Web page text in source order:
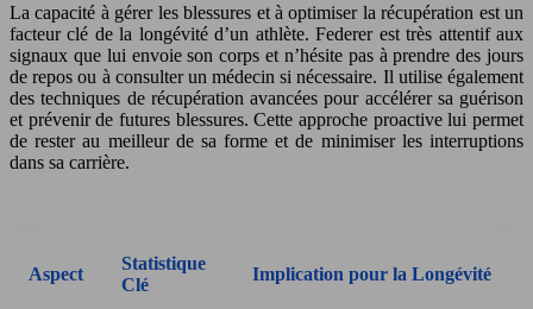
La capacité à gérer les blessures et à optimiser la récupération est un
facteur clé de la longévité d’un athlète. Federer est très attentif aux
signaux que lui envoie son corps et n’hésite pas à prendre des jours
de repos ou à consulter un médecin si nécessaire. Il utilise également
des techniques de récupération avancées pour accélérer sa guérison
et prévenir de futures blessures. Cette approche proactive lui permet
de rester au meilleur de sa forme et de minimiser les interruptions
dans sa carrière.
Aspect
Statistique
Clé
Implication pour la Longévité